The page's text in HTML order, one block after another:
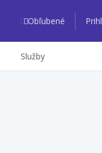
Obľubené
Služby